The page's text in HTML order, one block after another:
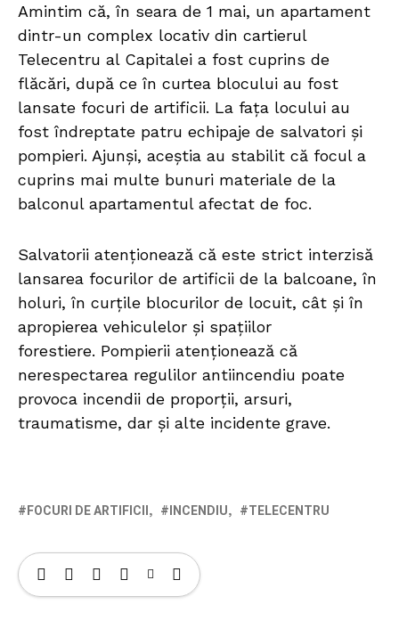
Amintim că, în seara de 1 mai, un apartament
dintr-un complex locativ din cartierul
Telecentru al Capitalei a fost cuprins de
flăcări, după ce în curtea blocului au fost
lansate focuri de artificii. La fața locului au
fost îndreptate patru echipaje de salvatori și
pompieri. Ajunși, aceștia au stabilit că focul a
cuprins mai multe bunuri materiale de la
balconul apartamentul afectat de foc.
Salvatorii atenționează că este strict interzisă
lansarea focurilor de artificii de la balcoane, în
holuri, în curțile blocurilor de locuit, cât și în
apropierea vehiculelor și spațiilor
forestiere. Pompierii atenționează că
nerespectarea regulilor antiincendiu poate
provoca incendii de proporții, arsuri,
traumatisme, dar și alte incidente grave.
FOCURI DE ARTIFICII INCENDIU TELECENTRU